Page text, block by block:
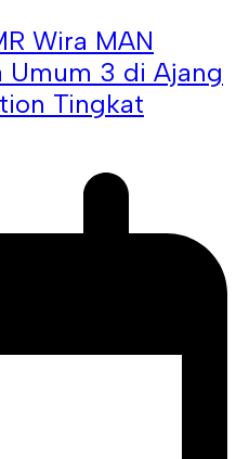
Wira MAN
Umum 3 di Ajang
Tingkat